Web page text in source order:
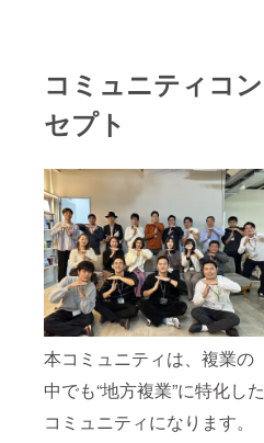
コミュニティコン
セプト
本コミュニティは、複業の
中でも“地方複業”に特化した
コミュニティになります。